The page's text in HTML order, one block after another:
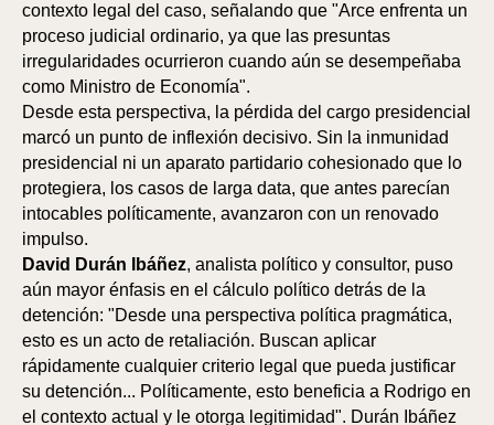
contexto legal del caso, señalando que "Arce enfrenta un
proceso judicial ordinario, ya que las presuntas
irregularidades ocurrieron cuando aún se desempeñaba
como Ministro de Economía".
Desde esta perspectiva, la pérdida del cargo presidencial
marcó un punto de inflexión decisivo. Sin la inmunidad
presidencial ni un aparato partidario cohesionado que lo
protegiera, los casos de larga data, que antes parecían
intocables políticamente, avanzaron con un renovado
impulso.
David Durán Ibáñez, analista político y consultor, puso
aún mayor énfasis en el cálculo político detrás de la
detención: "Desde una perspectiva política pragmática,
esto es un acto de retaliación. Buscan aplicar
rápidamente cualquier criterio legal que pueda justificar
su detención... Políticamente, esto beneficia a Rodrigo en
el contexto actual y le otorga legitimidad". Durán Ibáñez